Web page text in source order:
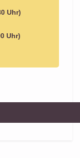
Uhr)
Uhr)